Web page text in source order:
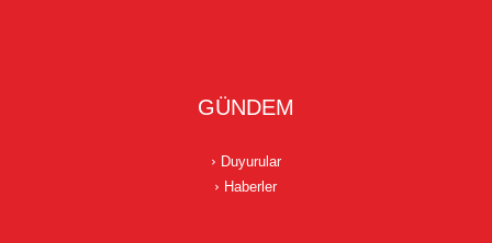
GÜNDEM
Duyurular
Haberler